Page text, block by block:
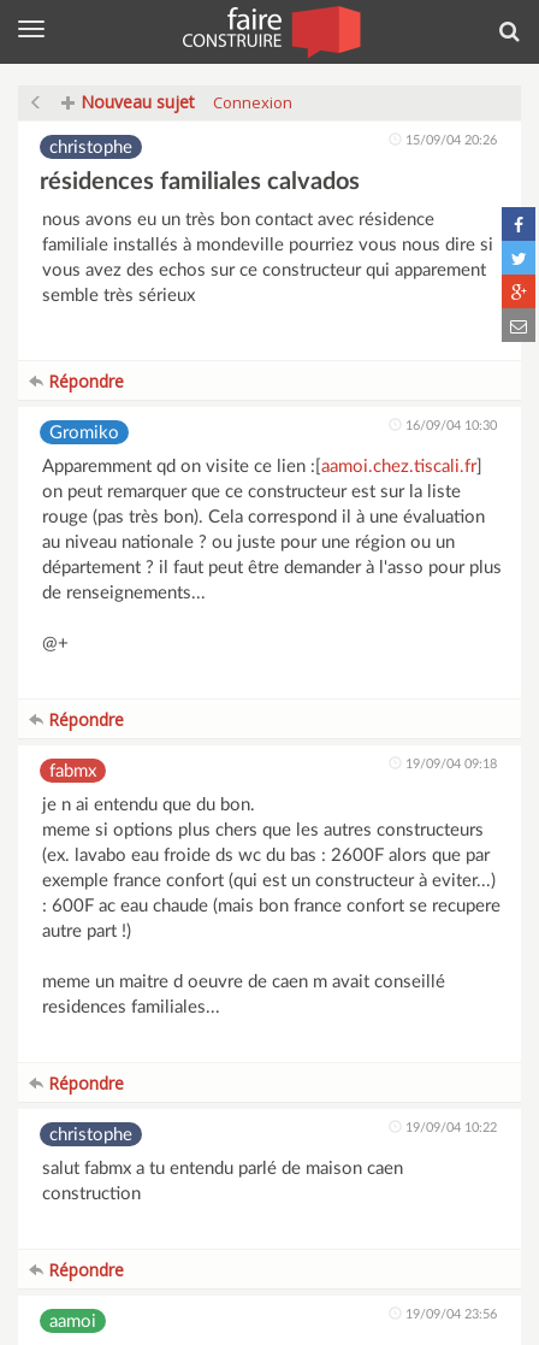
Menu
Nouveau sujet Connexion
christophe 15/09/04 20:26
résidences familiales calvados
nous avons eu un très bon contact avec résidence
familiale installés à mondeville pourriez vous nous dire si
vous avez des echos sur ce constructeur qui apparement
semble très sérieux
Répondre
Gromiko 16/09/04 10:30
Apparemment qd on visite ce lien :[ aamoi.chez.tiscali.fr]
on peut remarquer que ce constructeur est sur la liste
rouge (pas très bon). Cela correspond il à une évaluation
au niveau nationale ? ou juste pour une région ou un
département ? il faut peut être demander à l'asso pour plus
de renseignements...
@+
Répondre
fabmx 19/09/04 09:18
je n ai entendu que du bon.
meme si options plus chers que les autres constructeurs
(ex. lavabo eau froide ds wc du bas : 2600F alors que par
exemple france confort (qui est un constructeur à eviter...)
: 600F ac eau chaude (mais bon france confort se recupere
autre part !)
meme un maitre d oeuvre de caen m avait conseillé
residences familiales...
Répondre
christophe 19/09/04 10:22
salut fabmx a tu entendu parlé de maison caen
construction
Répondre
aamoi 19/09/04 23:56